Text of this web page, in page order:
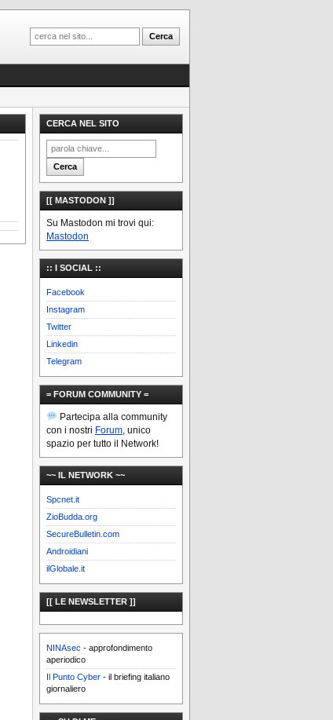
CERCA NEL SITO
[[ MASTODON ]]
Su Mastodon mi trovi qui:
Mastodon
:: I SOCIAL ::
Facebook
Instagram
Twitter
Linkedin
Telegram
= FORUM COMMUNITY =
Partecipa alla community
con i nostri Forum, unico
spazio per tutto il Network!
~~ IL NETWORK ~~
Spcnet.it
ZioBudda.org
SecureBulletin.com
Androidiani
ilGlobale.it
[[ LE NEWSLETTER ]]
NINAsec - approfondimento
aperiodico
Il Punto Cyber - il briefing italiano
giornaliero